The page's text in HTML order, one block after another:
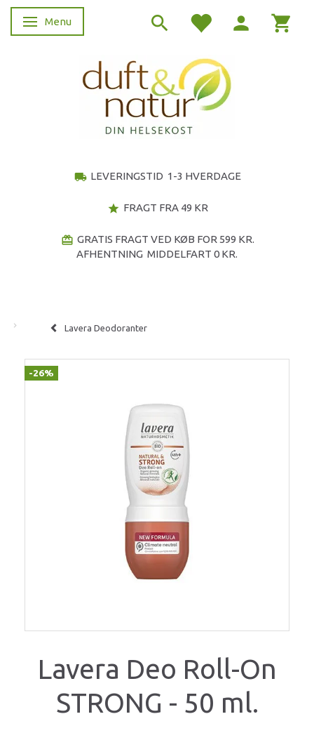
Skifte navigation
Menu
local_shipping LEVERINGSTID 1-3 HVERDAGE
star FRAGT FRA 49 KR
redeem GRATIS FRAGT VED KØB FOR 599 KR.
AFHENTNING MIDDELFART 0 KR.
Lavera Deodoranter
-26%
Lavera Deo Roll-On
STRONG - 50 ml.